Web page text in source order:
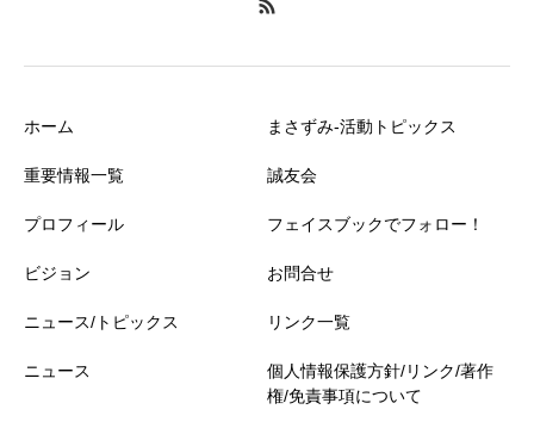
ホーム
重要情報一覧
プロフィール
ビジョン
ニュース/トピックス
ニュース
まさずみ-活動トピックス
誠友会
フェイスブックでフォロー！
お問合せ
リンク一覧
個人情報保護方針/リンク/著作
権/免責事項について